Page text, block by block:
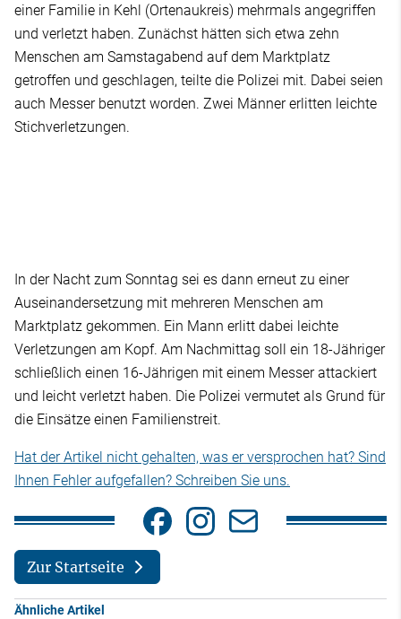
einer Familie in Kehl (Ortenaukreis) mehrmals angegriffen
und verletzt haben. Zunächst hätten sich etwa zehn
Menschen am Samstagabend auf dem Marktplatz
getroffen und geschlagen, teilte die Polizei mit. Dabei seien
auch Messer benutzt worden. Zwei Männer erlitten leichte
Stichverletzungen.
In der Nacht zum Sonntag sei es dann erneut zu einer
Auseinandersetzung mit mehreren Menschen am
Marktplatz gekommen. Ein Mann erlitt dabei leichte
Verletzungen am Kopf. Am Nachmittag soll ein 18-Jähriger
schließlich einen 16-Jährigen mit einem Messer attackiert
und leicht verletzt haben. Die Polizei vermutet als Grund für
die Einsätze einen Familienstreit.
Hat der Artikel nicht gehalten, was er versprochen hat? Sind
Ihnen Fehler aufgefallen? Schreiben Sie uns.
Zur Startseite
Ähnliche Artikel